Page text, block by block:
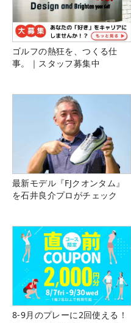
ゴルフの熱狂を、つくる仕
事。｜スタッフ募集中
最新モデル『FJクオンタム』
を石井良介プロがチェック
8-9月のプレーに2回使える！